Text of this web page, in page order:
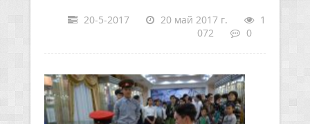
20-5-2017 20 май 2017 г.
1
072
0